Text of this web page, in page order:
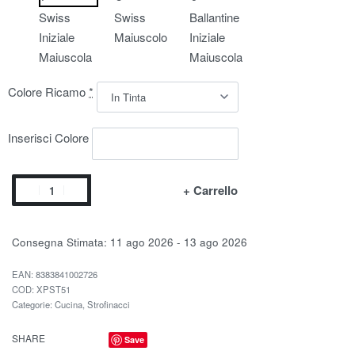
Swiss
Iniziale
Maiuscola
Swiss
Maiuscolo
Ballantine
Iniziale
Maiuscola
Colore Ricamo*
Inserisci Colore
+ Carrello
Consegna Stimata: 11 ago 2026 - 13 ago 2026
EAN: 8383841002726
XPST51
Categorie: Cucina, Strofinacci
SHARE Save